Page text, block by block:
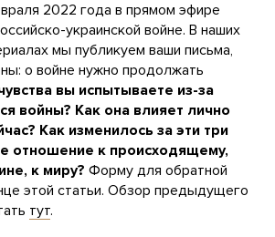
2022 года в прямом эфире
украинской войне. В наших
мы публикуем ваши письма,
о войне нужно продолжать
вы испытываете из-за
войны? Как она влияет лично
Как изменилось за эти три
отношение к происходящему,
к миру? Форму для обратной
этой статьи. Обзор предыдущего
тут.